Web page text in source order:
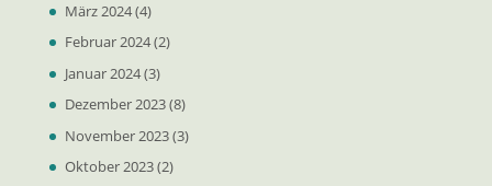
März 2024(4)
Februar 2024(2)
Januar 2024(3)
Dezember 2023(8)
November 2023(3)
Oktober 2023(2)